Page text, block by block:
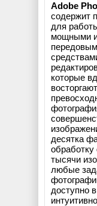
Adobe
содержит
для
мощными
которые
десятка
обработку
тысячи
любые
доступно